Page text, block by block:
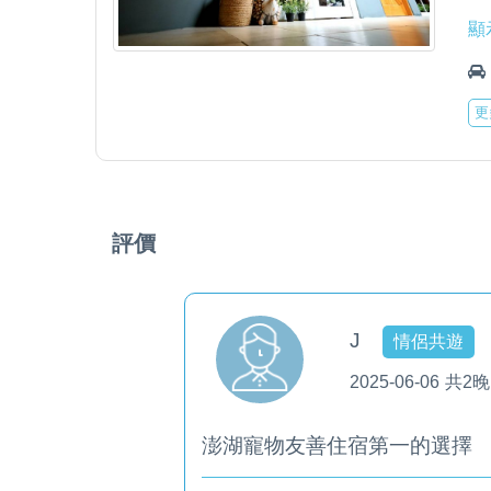
5.
散
帶
1.
散
帶
7.
作
8.
以
1.
2.
作
室
迎
3.
顯
評價
J 情侶共遊
2025-06-06 共2晚
澎湖寵物友善住宿第一的選擇